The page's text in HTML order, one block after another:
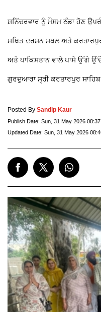
ਸ਼ਨਿੱਚਰਵਾਰ ਨੂੰ ਮੌਸਮ ਠੰਡਾ ਹੋਣ
ਸਥਿਤ ਦਰਸ਼ਨ ਸਥਲ ਅਤੇ
ਅਤੇ ਪਾਕਿਸਤਾਨ ਵਾਲੇ ਪਾਸੇ ਉੱਗੇ
ਗੁਰਦੁਆਰਾ ਸ੍ਰੀ ਕਰਤਾਰਪੁਰ
Posted By Sandip Kaur
Publish Date: Sun, 31 May 2026
Updated Date: Sun, 31 May 2026